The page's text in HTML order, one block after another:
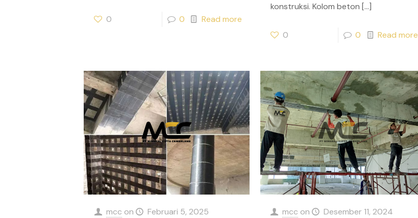
0 0 Read more
konstruksi. Kolom beton […]
0 0 Read more
mcc on Februari 5, 2025 mcc on Desember 11, 2024